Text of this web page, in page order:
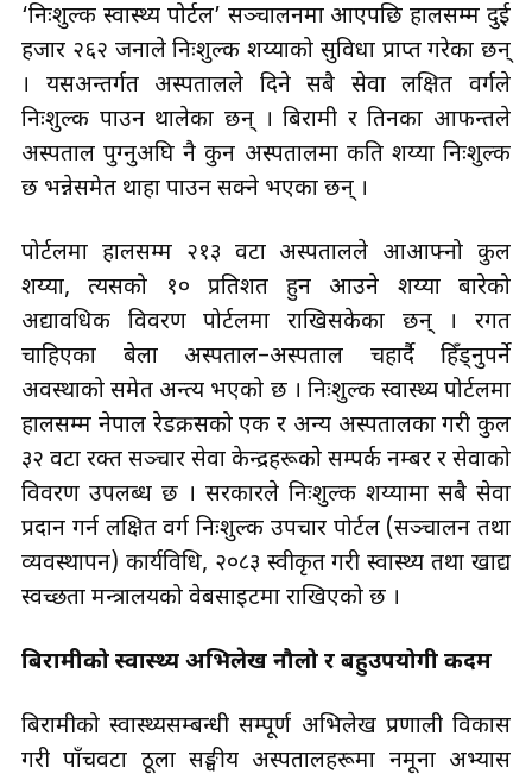
‘निःशुल्क स्वास्थ्य पोर्टल’ सञ्चालनमा आएपछि हालसम्म दुई
हजार २६२ जनाले निःशुल्क शय्याको सुविधा प्राप्त गरेका छन्
। यसअन्तर्गत अस्पतालले दिने सबै सेवा लक्षित वर्गले
निःशुल्क पाउन थालेका छन् । बिरामी र तिनका आफन्तले
अस्पताल पुग्नुअघि नै कुन अस्पतालमा कति शय्या निःशुल्क
छ भन्नेसमेत थाहा पाउन सक्ने भएका छन् ।
पोर्टलमा हालसम्म २१३ वटा अस्पतालले आआफ्नो कुल
शय्या, त्यसको १० प्रतिशत हुन आउने शय्या बारेको
अद्यावधिक विवरण पोर्टलमा राखिसकेका छन् । रगत
चाहिएका बेला अस्पताल–अस्पताल चहार्दै हिँड्नुपर्ने
अवस्थाको समेत अन्त्य भएको छ । निःशुल्क स्वास्थ्य पोर्टलमा
हालसम्म नेपाल रेडक्रसको एक र अन्य अस्पतालका गरी कुल
३२ वटा रक्त सञ्चार सेवा केन्द्रहरूकोे सम्पर्क नम्बर र सेवाको
विवरण उपलब्ध छ । सरकारले निःशुल्क शय्यामा सबै सेवा
प्रदान गर्न लक्षित वर्ग निःशुल्क उपचार पोर्टल (सञ्चालन तथा
व्यवस्थापन) कार्यविधि, २०८३ स्वीकृत गरी स्वास्थ्य तथा खाद्य
स्वच्छता मन्त्रालयको वेबसाइटमा राखिएको छ ।
बिरामीको स्वास्थ्य अभिलेख नौलो र बहुउपयोगी कदम
बिरामीको स्वास्थ्यसम्बन्धी सम्पूर्ण अभिलेख प्रणाली विकास
गरी पाँचवटा ठूला सङ्घीय अस्पतालहरूमा नमूना अभ्यास